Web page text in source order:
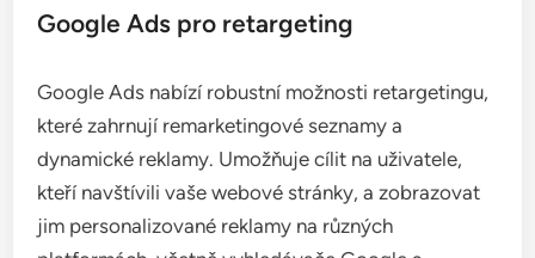
republice patří Google Ads a Facebook Ads. Tyto
kteří již projevili zájem o vaše produkty nebo
služby, a tím zvyšují konverzní poměr a udržení
zákazníků.
Google Ads pro retargeting